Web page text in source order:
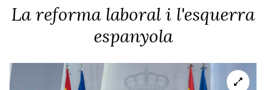
La reforma laboral i l'esquerra
espanyola